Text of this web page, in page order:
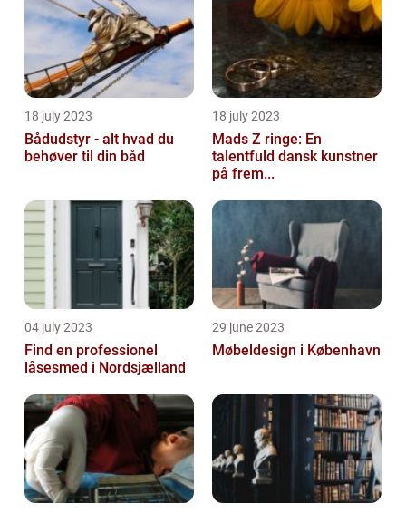
18 july 2023
Bådudstyr - alt hvad du
behøver til din båd
18 july 2023
Mads Z ringe: En
talentfuld dansk kunstner
på frem...
04 july 2023
Find en professionel
låsesmed i Nordsjælland
29 june 2023
Møbeldesign i København